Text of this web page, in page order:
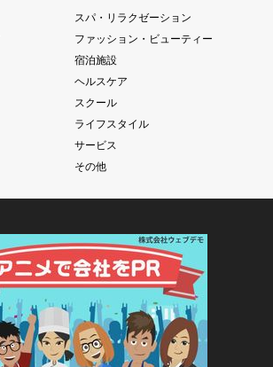
スパ・リラクゼーション
ファッション・ビューティー
宿泊施設
ヘルスケア
スクール
ライフスタイル
サービス
その他